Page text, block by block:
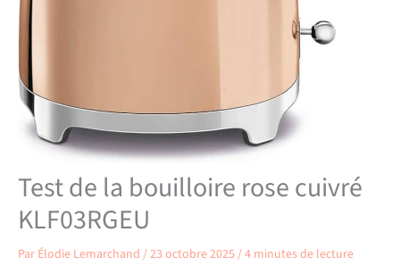
Test de la bouilloire rose cuivré
KLF03RGEU
Par Élodie Lemarchand /23 octobre 2025/4 minutes de lecture